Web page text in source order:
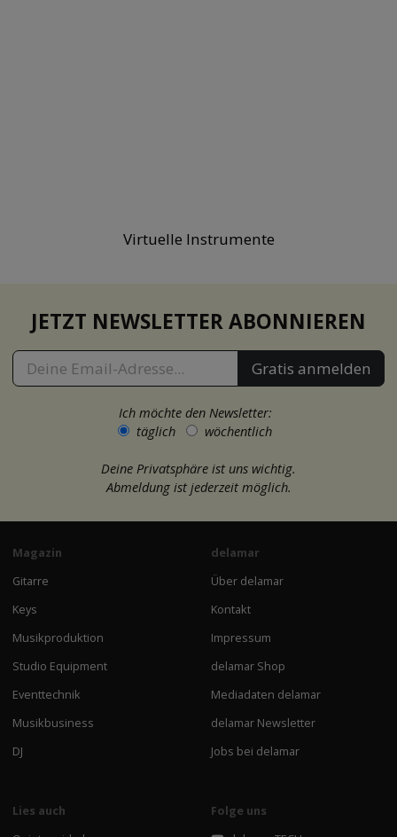
Virtuelle Instrumente
JETZT NEWSLETTER ABONNIEREN
Gratis anmelden
Ich möchte den Newsletter:
täglich
wöchentlich
Deine Privatsphäre ist uns wichtig.
Abmeldung ist jederzeit möglich.
Magazin
Gitarre
Keys
Musikproduktion
Studio Equipment
Eventtechnik
Musikbusiness
DJ
delamar
Über delamar
Kontakt
Impressum
delamar Shop
Mediadaten delamar
delamar Newsletter
Jobs bei delamar
Lies auch
Folge uns